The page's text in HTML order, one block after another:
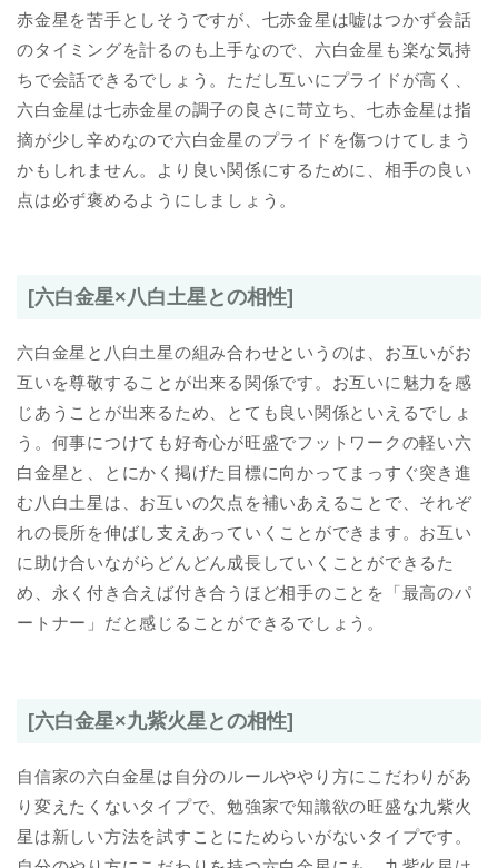
赤金星を苦手としそうですが、七赤金星は嘘はつかず会話
のタイミングを計るのも上手なので、六白金星も楽な気持
ちで会話できるでしょう。ただし互いにプライドが高く、
六白金星は七赤金星の調子の良さに苛立ち、七赤金星は指
摘が少し辛めなので六白金星のプライドを傷つけてしまう
かもしれません。より良い関係にするために、相手の良い
点は必ず褒めるようにしましょう。
[六白金星×八白土星との相性]
六白金星と八白土星の組み合わせというのは、お互いがお
互いを尊敬することが出来る関係です。お互いに魅力を感
じあうことが出来るため、とても良い関係といえるでしょ
う。何事につけても好奇心が旺盛でフットワークの軽い六
白金星と、とにかく掲げた目標に向かってまっすぐ突き進
む八白土星は、お互いの欠点を補いあえることで、それぞ
れの長所を伸ばし支えあっていくことができます。お互い
に助け合いながらどんどん成長していくことができるた
め、永く付き合えば付き合うほど相手のことを「最高のパ
ートナー」だと感じることができるでしょう。
[六白金星×九紫火星との相性]
自信家の六白金星は自分のルールややり方にこだわりがあ
り変えたくないタイプで、勉強家で知識欲の旺盛な九紫火
星は新しい方法を試すことにためらいがないタイプです。